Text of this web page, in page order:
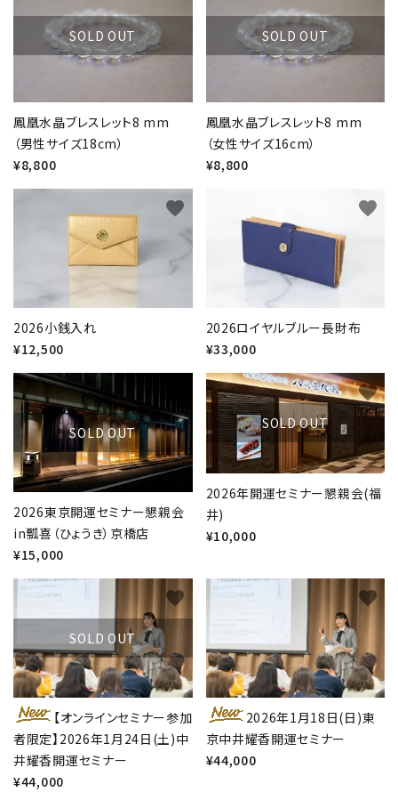
SOLD OUT
鳳凰水晶ブレスレット8 mm
（男性サイズ18cm）
¥8,800
SOLD OUT
鳳凰水晶ブレスレット8 mm
（女性サイズ16cm）
¥8,800
2026小銭入れ
¥12,500
favorite
2026ロイヤルブルー長財布
¥33,000
favorite
SOLD OUT
2026東京開運セミナー懇親会
in瓢喜（ひょうき）京橋店
¥15,000
SOLD OUT
2026年開運セミナー懇親会(福
井)
¥10,000
favorite
SOLD OUT
【オンラインセミナー参加
者限定】2026年1月24日(土)中
井耀香開運セミナー
¥44,000
favorite
2026年1月18日(日)東
京中井耀香開運セミナー
¥44,000
favorite